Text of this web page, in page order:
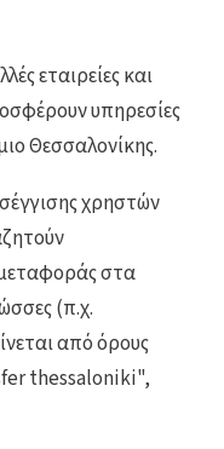
εταιρείες και
υπηρεσίες
Θεσσαλονίκης.
χρηστών
στα
(π.χ.
από όρους
thessaloniki",